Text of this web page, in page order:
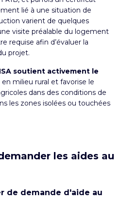
lié à une situation de
varient de quelques
visite préalable du logement
requise afin d’évaluer la
projet.
soutient activement le
en milieu rural et favorise le
dans des conditions de
les zones isolées ou touchées
les aides au
de demande d'aide au